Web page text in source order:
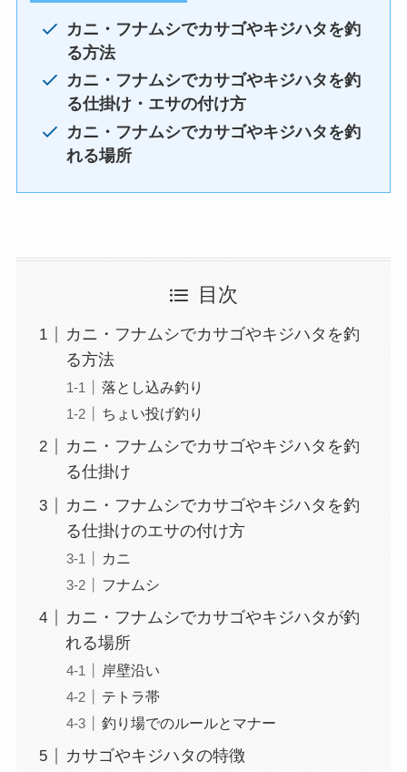
カニ・フナムシでカサゴやキジハタを釣
る方法
カニ・フナムシでカサゴやキジハタを釣
る仕掛け・エサの付け方
カニ・フナムシでカサゴやキジハタを釣
れる場所
目次
カニ・フナムシでカサゴやキジハタを釣
る方法
落とし込み釣り
ちょい投げ釣り
カニ・フナムシでカサゴやキジハタを釣
る仕掛け
カニ・フナムシでカサゴやキジハタを釣
る仕掛けのエサの付け方
カニ
フナムシ
カニ・フナムシでカサゴやキジハタが釣
れる場所
岸壁沿い
テトラ帯
釣り場でのルールとマナー
カサゴやキジハタの特徴